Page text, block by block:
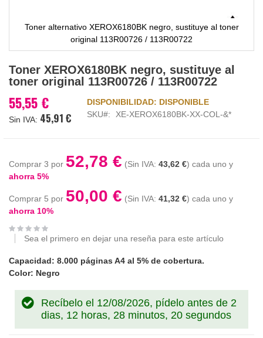
Toner alternativo XEROX6180BK negro, sustituye al toner
original 113R00726 / 113R00722
al
comienzo
la
galería
Toner XEROX6180BK negro, sustituye al
toner original 113R00726 / 113R00722
55,55 €
45,91 €
DISPONIBILIDAD: DISPONIBLE
SKU
XE-XEROX6180BK-XX-COL-&*
Comprar 3 por 52,78 € 43,62 € cada uno y
ahorra 5%
Comprar 5 por 50,00 € 41,32 € cada uno y
ahorra 10%
Sea el primero en dejar una reseña para este artículo
Capacidad: 8.000 páginas A4 al 5% de cobertura.
Color: Negro
Recíbelo el 12/08/2026, pídelo antes de 2
dias, 12 horas, 28 minutos, 20 segundos